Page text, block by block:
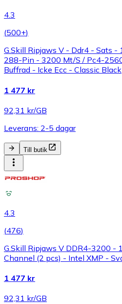
4.3
(500+)
G.Skill Ripjaws V - Ddr4 - Sats -
288-Pin - 3200 Mt/S / Pc4-
Buffrad - Icke Ecc - Classic Black
1 477 kr
92,31 kr/GB
Leverans: 2-5 dagar
Till butik
4.3
(476)
G.Skill Ripjaws V DDR4-3200 -
Channel (2 pcs) - Intel XMP -
1 477 kr
92,31 kr/GB